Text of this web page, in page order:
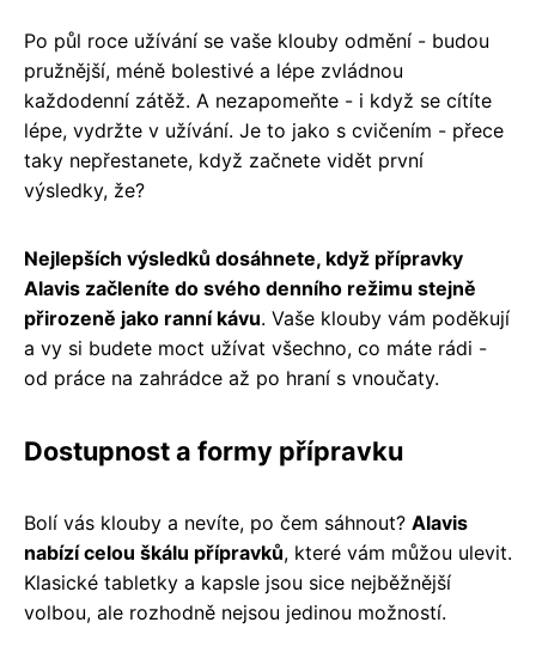
Po půl roce užívání se vaše klouby odmění - budou
pružnější, méně bolestivé a lépe zvládnou
každodenní zátěž. A nezapomeňte - i když se cítíte
lépe, vydržte v užívání. Je to jako s cvičením - přece
taky nepřestanete, když začnete vidět první
výsledky, že?
Nejlepších výsledků dosáhnete, když přípravky
Alavis začleníte do svého denního režimu stejně
přirozeně jako ranní kávu. Vaše klouby vám poděkují
a vy si budete moct užívat všechno, co máte rádi -
od práce na zahrádce až po hraní s vnoučaty.
Dostupnost a formy přípravku
Bolí vás klouby a nevíte, po čem sáhnout? Alavis
nabízí celou škálu přípravků, které vám můžou ulevit.
Klasické tabletky a kapsle jsou sice nejběžnější
volbou, ale rozhodně nejsou jedinou možností.